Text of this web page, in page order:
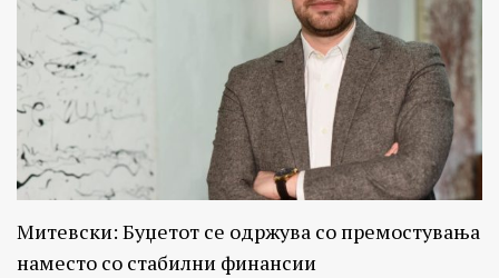
Митевски: Буџетот се одржува со премостувања
наместо со стабилни финансии